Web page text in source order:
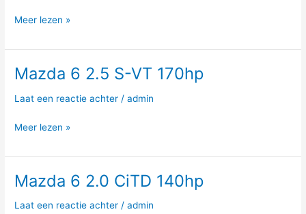
Turbo
Meer lezen »
Mazda 6 2.5 S-VT 170hp
Laat een reactie achter /admin
Mazda
2.5
VT
Meer lezen »
Mazda 6 2.0 CiTD 140hp
Laat een reactie achter /admin
Mazda
2.0